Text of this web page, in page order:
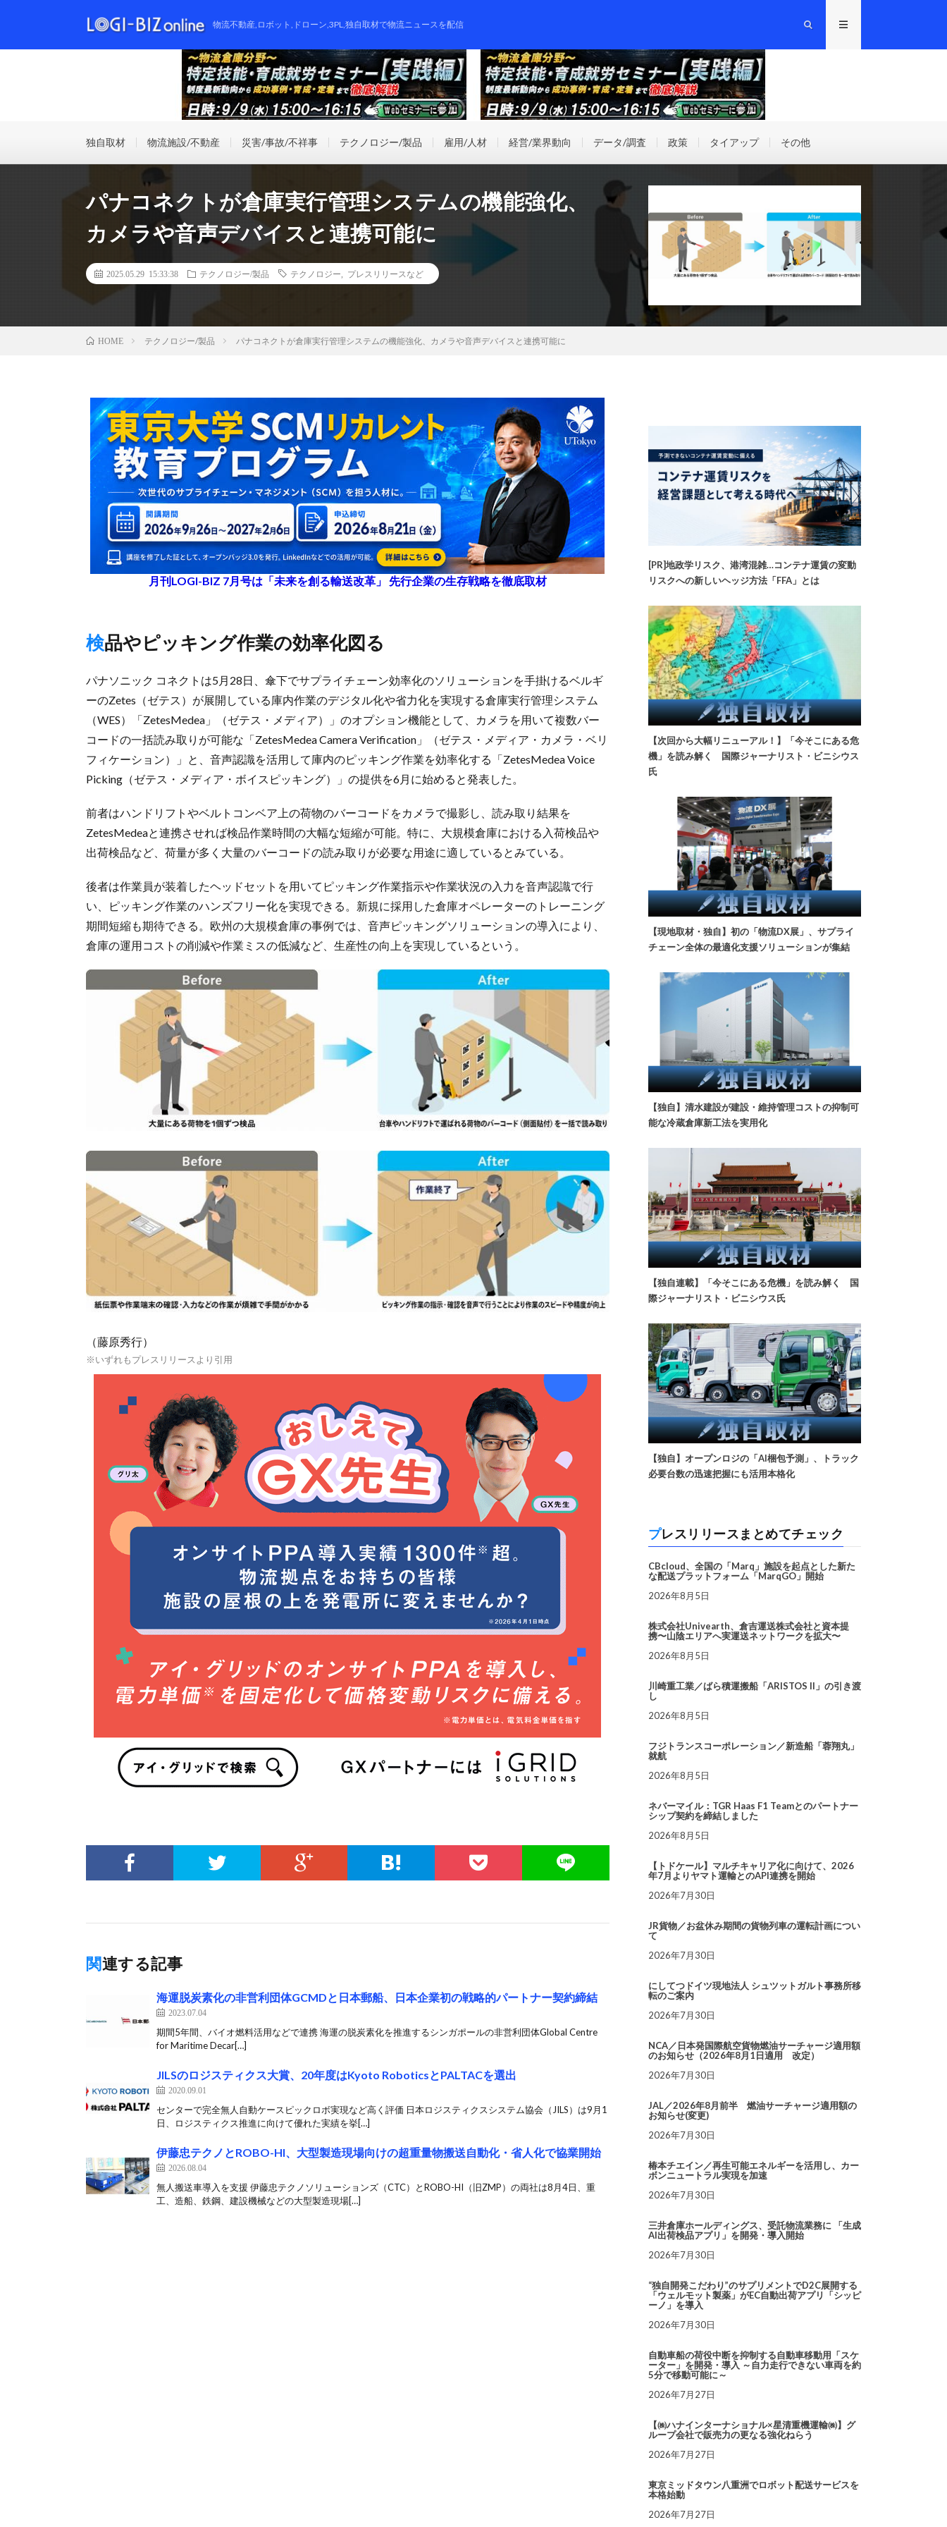
物流不動産,ロボット,ドローン,3PL,独自取材で物流ニュースを配信
独自取材 物流施設/不動産 災害/事故/不祥事 テクノロジー/製品 雇用/人材 経営/業界動向 データ/調査 政策 タイアップ その他
パナコネクトが倉庫実行管理システムの機能強化、
カメラや音声デバイスと連携可能に
2025.05.29 15:33:38 テクノロジー/製品 テクノロジー プレスリリースなど
HOME テクノロジー/製品 パナコネクトが倉庫実行管理システムの機能強化、カメラや音声デバイスと連携可能に
月刊LOGI-BIZ 7月号は「未来を創る輸送改革」 先行企業の生存戦略を徹底取材
検品やピッキング作業の効率化図る
パナソニック コネクトは5月28日、傘下でサプライチェーン効率化のソリューションを手掛けるベルギ
ーのZetes（ゼテス）が展開している庫内作業のデジタル化や省力化を実現する倉庫実行管理システム
（WES）「ZetesMedea」（ゼテス・メディア）」のオプション機能として、カメラを用いて複数バー
コードの一括読み取りが可能な「ZetesMedea Camera Verification」（ゼテス・メディア・カメラ・ベリ
フィケーション）」と、音声認識を活用して庫内のピッキング作業を効率化する「ZetesMedea Voice
Picking（ゼテス・メディア・ボイスピッキング）」の提供を6月に始めると発表した。
前者はハンドリフトやベルトコンベア上の荷物のバーコードをカメラで撮影し、読み取り結果を
ZetesMedeaと連携させれば検品作業時間の大幅な短縮が可能。特に、大規模倉庫における入荷検品や
出荷検品など、荷量が多く大量のバーコードの読み取りが必要な用途に適しているとみている。
後者は作業員が装着したヘッドセットを用いてピッキング作業指示や作業状況の入力を音声認識で行
い、ピッキング作業のハンズフリー化を実現できる。新規に採用した倉庫オペレーターのトレーニング
期間短縮も期待できる。欧州の大規模倉庫の事例では、音声ピッキングソリューションの導入により、
倉庫の運用コストの削減や作業ミスの低減など、生産性の向上を実現しているという。
（藤原秀行）
※いずれもプレスリリースより引用
関連する記事
海運脱炭素化の非営利団体GCMDと日本郵船、日本企業初の戦略的パートナー契約締結
2023.07.04
期間5年間、バイオ燃料活用などで連携 海運の脱炭素化を推進するシンガポールの非営利団体Global Centre
for Maritime Decar[…]
JILSのロジスティクス大賞、20年度はKyoto RoboticsとPALTACを選出
2020.09.01
センターで完全無人自動ケースピックロボ実現など高く評価 日本ロジスティクスシステム協会（JILS）は9月1
日、ロジスティクス推進に向けて優れた実績を挙[…]
伊藤忠テクノとROBO-HI、大型製造現場向けの超重量物搬送自動化・省人化で協業開始
2026.08.04
無人搬送車導入を支援 伊藤忠テクノソリューションズ（CTC）とROBO-HI（旧ZMP）の両社は8月4日、重
工、造船、鉄鋼、建設機械などの大型製造現場[…]
[PR]地政学リスク、港湾混雑…コンテナ運賃の変動
リスクへの新しいヘッジ方法「FFA」とは
【次回から大幅リニューアル！】「今そこにある危
機」を読み解く 国際ジャーナリスト・ビニシウス
氏
【現地取材・独自】初の「物流DX展」、サプライ
チェーン全体の最適化支援ソリューションが集結
【独自】清水建設が建設・維持管理コストの抑制可
能な冷蔵倉庫新工法を実用化
【独自連載】「今そこにある危機」を読み解く 国
際ジャーナリスト・ビニシウス氏
【独自】オープンロジの「AI梱包予測」、トラック
必要台数の迅速把握にも活用本格化
プレスリリースまとめてチェック
CBcloud、全国の「Marq」施設を起点とした新た
な配送プラットフォーム「MarqGO」開始
2026年8月5日
株式会社Univearth、倉吉運送株式会社と資本提
携〜山陰エリアへ実運送ネットワークを拡大〜
2026年8月5日
川崎重工業／ばら積運搬船「ARISTOS II」の引き渡
し
2026年8月5日
フジトランスコーポレーション／新造船「蓉翔丸」
就航
2026年8月5日
ネバーマイル：TGR Haas F1 Teamとのパートナー
シップ契約を締結しました
2026年8月5日
【トドケール】マルチキャリア化に向けて、2026
年7月よりヤマト運輸とのAPI連携を開始
2026年7月30日
JR貨物／お盆休み期間の貨物列車の運転計画につい
て
2026年7月30日
にしてつドイツ現地法人 シュツットガルト事務所移
転のご案内
2026年7月30日
NCA／日本発国際航空貨物燃油サーチャージ適用額
のお知らせ（2026年8月1日適用 改定）
2026年7月30日
JAL／2026年8月前半 燃油サーチャージ適用額の
お知らせ(変更)
2026年7月30日
椿本チエイン／再生可能エネルギーを活用し、カー
ボンニュートラル実現を加速
2026年7月30日
三井倉庫ホールディングス、受託物流業務に 「生成
AI出荷検品アプリ」を開発・導入開始
2026年7月30日
“独自開発こだわり”のサプリメントでD2C展開する
「ウェルモット製薬」がEC自動出荷アプリ「シッピ
ーノ」を導入
2026年7月30日
自動車船の荷役中断を抑制する自動車移動用「スケ
ーター」を開発・導入 ～自力走行できない車両を約
5分で移動可能に～
2026年7月27日
【㈱ハナインターナショナル×星清重機運輸㈱】グ
ループ会社で販売力の更なる強化ねらう
2026年7月27日
東京ミッドタウン八重洲でロボット配送サービスを
本格始動
2026年7月27日